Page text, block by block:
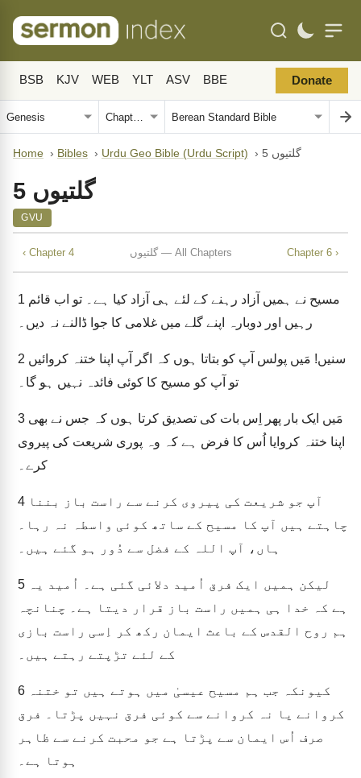
BSB KJV WEB YLT ASV BBE Donate
Home › Bibles › Urdu Geo Bible (Urdu Script) › گلتیوں 5
گلتیوں 5
GVU
‹ Chapter 4 گلتیوں — All Chapters Chapter 6 ›
1
رہیں اور دوبارہ اپنے گلے میں غلامی کا جوا ڈالنے نہ دیں۔
2
تو آپ کو مسیح کا کوئی فائدہ نہیں ہو گا۔
3
اپنا ختنہ کروایا اُس کا فرض ہے کہ وہ پوری شریعت کی پیروی
کرے۔
4
چاہتے ہیں آپ کا مسیح کے ساتھ کوئی واسطہ نہ رہا۔
ہاں، آپ اللہ کے فضل سے دُور ہو گئے ہیں۔
5
ہے کہ خدا ہی ہمیں راست باز قرار دیتا ہے۔ چنانچہ
ہم روح القدس کے باعث ایمان رکھ کر اِسی راست بازی
کے لئے تڑپتے رہتے ہیں۔
6
کروانے یا نہ کروانے سے کوئی فرق نہیں پڑتا۔ فرق
صرف اُس ایمان سے پڑتا ہے جو محبت کرنے سے ظاہر
ہوتا ہے۔